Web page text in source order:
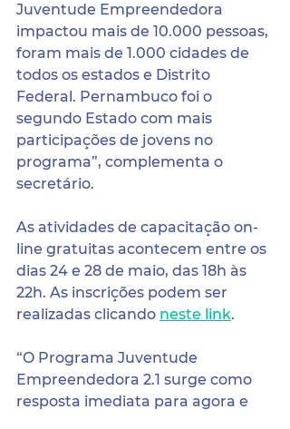
Juventude Empreendedora
impactou mais de 10.000 pessoas,
foram mais de 1.000 cidades de
todos os estados e Distrito
Federal. Pernambuco foi o
segundo Estado com mais
participações de jovens no
programa”, complementa o
secretário.
As atividades de capacitação on-
line gratuitas acontecem entre os
dias 24 e 28 de maio, das 18h às
22h. As inscrições podem ser
realizadas clicando neste link.
“O Programa Juventude
Empreendedora 2.1 surge como
resposta imediata para agora e